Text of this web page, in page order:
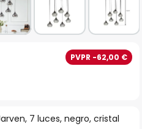
7 luces, negro, cristal
PVPR -62,00 €